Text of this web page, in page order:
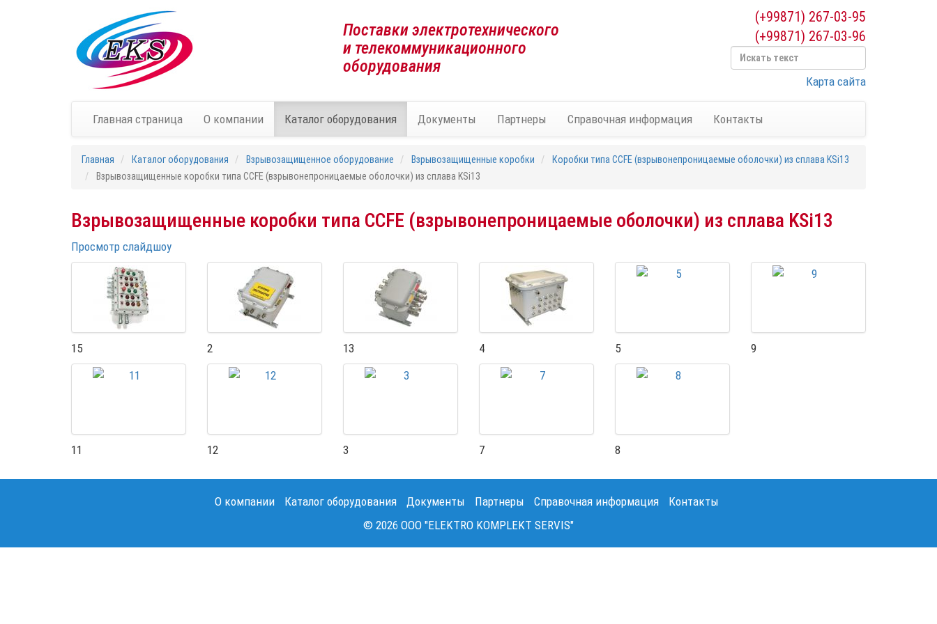
Поставки электротехнического
и телекоммуникационного
оборудования
(+99871) 267-03-95
(+99871) 267-03-96
Карта сайта
Главная страница О компании Каталог оборудования Документы Партнеры Справочная информация Контакты
Главная Каталог оборудования Взрывозащищенное оборудование Взрывозащищенные коробки
Коробки типа CCFE (взрывонепроницаемые оболочки) из сплава KSi13
Взрывозащищенные коробки типа CCFE (взрывонепроницаемые оболочки) из сплава KSi13
Взрывозащищенные коробки типа CCFE (взрывонепроницаемые оболочки) из сплава KSi13
Просмотр слайдшоу
15 2 13 4 5 9
11 12 3 7 8
О компании Каталог оборудования Документы Партнеры Справочная информация
Контакты
© 2026 OOO "ELEKTRO KOMPLEKT SERVIS"